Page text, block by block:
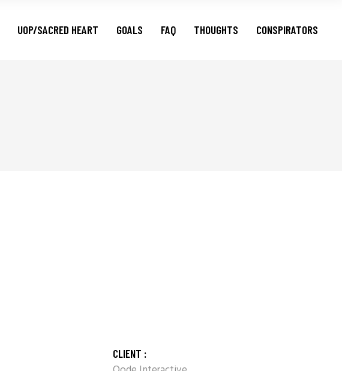
UOP/SACRED HEART GOALS FAQ THOUGHTS CONSPIRATORS
CLIENT :